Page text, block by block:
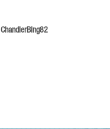
ChandlerBing82